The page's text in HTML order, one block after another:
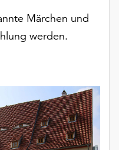
Märchen und
werden.